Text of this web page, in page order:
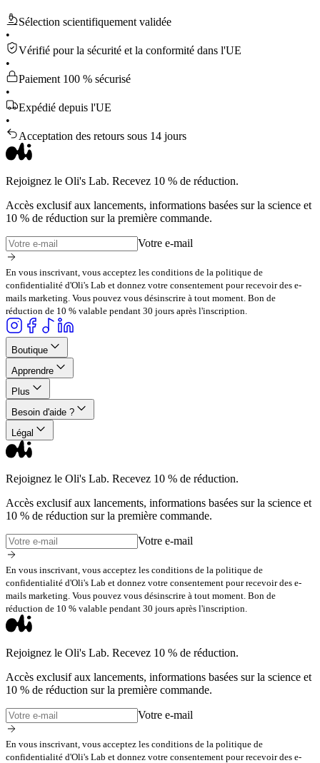
Sélection scientifiquement validée
•
Vérifié pour la sécurité et la conformité dans l'UE
•
Paiement 100 % sécurisé
•
Expédié depuis l'UE
•
Acceptation des retours sous 14 jours
Rejoignez le Oli's Lab. Recevez 10 % de réduction.
Accès exclusif aux lancements, informations basées sur la science et
10 % de réduction sur la première commande.
Votre e-mail
En vous inscrivant, vous acceptez les conditions de la politique de
confidentialité d'Oli's Lab et donnez votre consentement pour recevoir des e-
mails marketing. Vous pouvez vous désinscrire à tout moment. Bon de
réduction de 10 % valable pendant 30 jours après l'inscription.
Boutique
Apprendre
Plus
Besoin d'aide ?
Légal
Rejoignez le Oli's Lab. Recevez 10 % de réduction.
Accès exclusif aux lancements, informations basées sur la science et
10 % de réduction sur la première commande.
Votre e-mail
En vous inscrivant, vous acceptez les conditions de la politique de
confidentialité d'Oli's Lab et donnez votre consentement pour recevoir des e-
mails marketing. Vous pouvez vous désinscrire à tout moment. Bon de
réduction de 10 % valable pendant 30 jours après l'inscription.
Rejoignez le Oli's Lab. Recevez 10 % de réduction.
Accès exclusif aux lancements, informations basées sur la science et
10 % de réduction sur la première commande.
Votre e-mail
En vous inscrivant, vous acceptez les conditions de la politique de
confidentialité d'Oli's Lab et donnez votre consentement pour recevoir des e-